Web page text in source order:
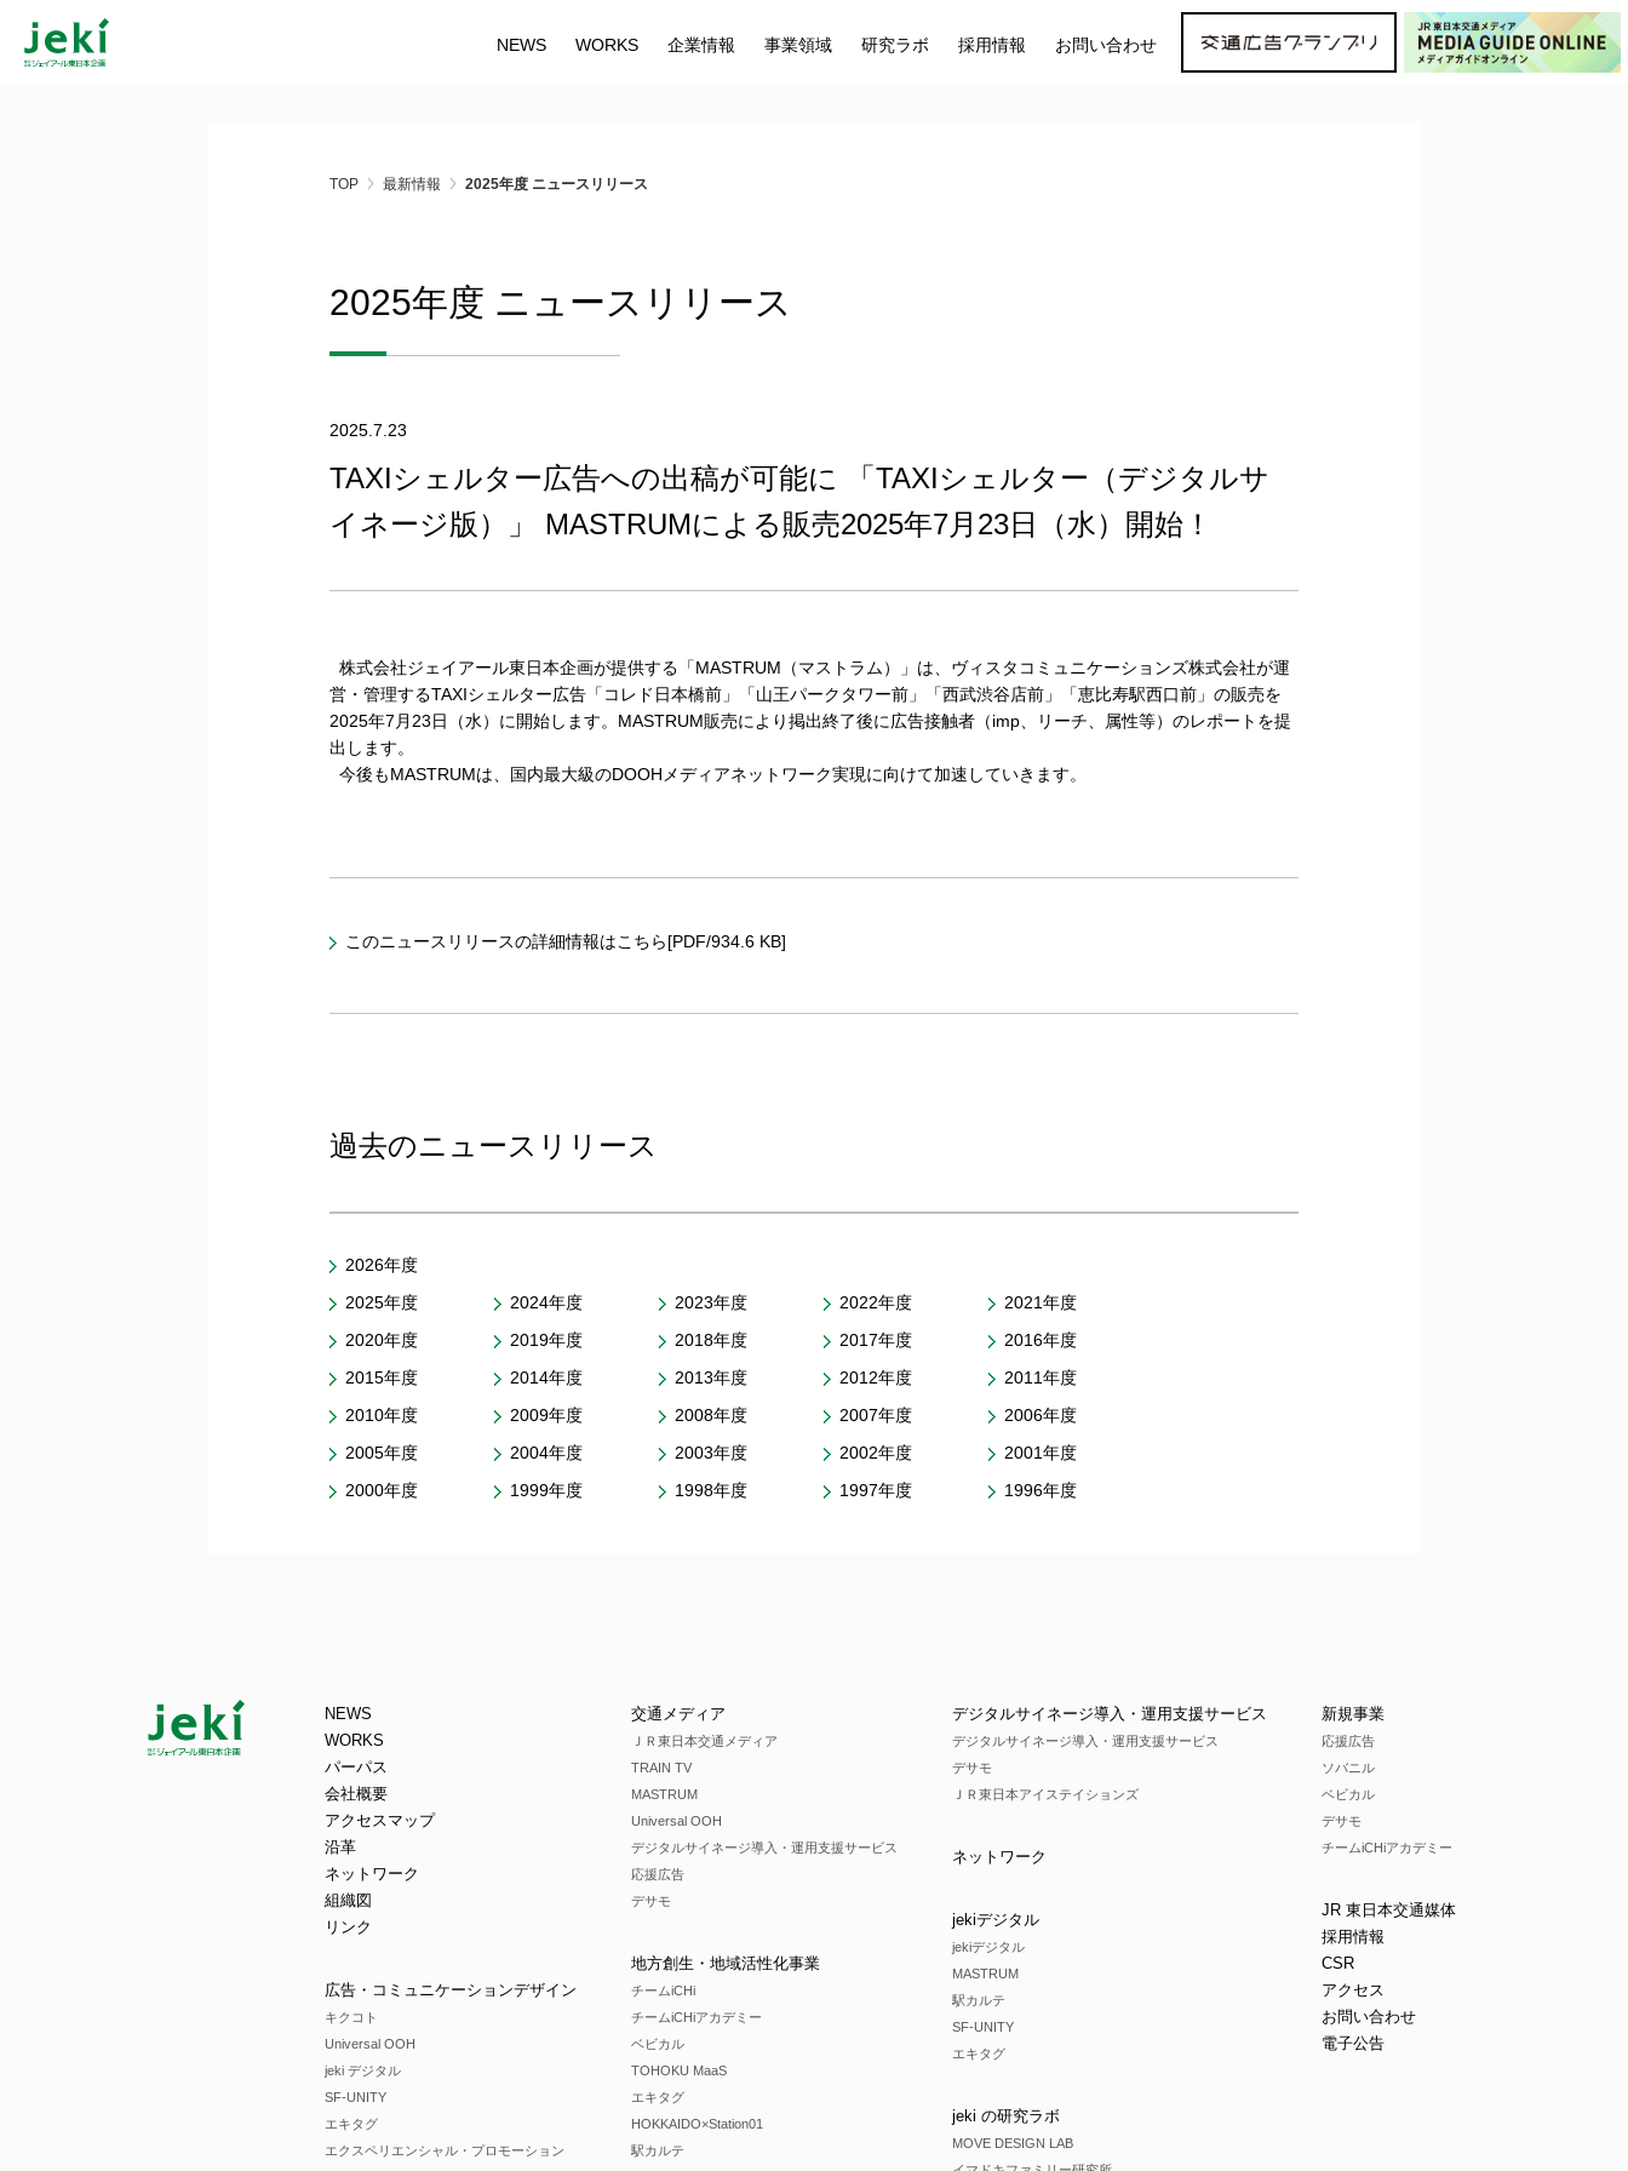
NEWS WORKS 企業情報 事業領域 研究ラボ 採用情報 お問い合わせ
TOP 最新情報 2025年度 ニュースリリース
2025年度 ニュースリリース
2025.7.23
TAXIシェルター広告への出稿が可能に 「TAXIシェルター（デジタルサ
イネージ版）」 MASTRUMによる販売2025年7月23日（水）開始！
株式会社ジェイアール東日本企画が提供する「MASTRUM（マストラム）」は、ヴィスタコミュニケーションズ株式会社が運
営・管理するTAXIシェルター広告「コレド日本橋前」「山王パークタワー前」「西武渋谷店前」「恵比寿駅西口前」の販売を
2025年7月23日（水）に開始します。MASTRUM販売により掲出終了後に広告接触者（imp、リーチ、属性等）のレポートを提
出します。
今後もMASTRUMは、国内最大級のDOOHメディアネットワーク実現に向けて加速していきます。
このニュースリリースの詳細情報はこちら[PDF/934.6 KB]
過去のニュースリリース
2026年度
2025年度
2024年度 2023年度 2022年度
2021年度
2020年度
2019年度 2018年度 2017年度
2016年度
2015年度
2014年度 2013年度 2012年度
2011年度
2010年度
2009年度 2008年度 2007年度
2006年度
2005年度
2004年度 2003年度 2002年度
2001年度
2000年度
1999年度 1998年度 1997年度 1996年度
NEWS
WORKS
パーパス
会社概要
アクセスマップ
沿革
ネットワーク
組織図
リンク
広告・コミュニケーションデザイン
キクコト
Universal OOH
jeki デジタル
SF-UNITY
エキタグ
エクスペリエンシャル・プロモーション
交通メディア
ＪＲ東日本交通メディア
TRAIN TV
MASTRUM
Universal OOH
デジタルサイネージ導入・運用支援サービス
応援広告
デサモ
地方創生・地域活性化事業
チームiCHi
チームiCHiアカデミー
ベビカル
TOHOKU MaaS
エキタグ
HOKKAIDO×Station01
駅カルテ
デジタルサイネージ導入・運用支援サービス
デジタルサイネージ導入・運用支援サービス
デサモ
ＪＲ東日本アイステイションズ
ネットワーク
jekiデジタル
jekiデジタル
MASTRUM
駅カルテ
SF-UNITY
エキタグ
jeki の研究ラボ
MOVE DESIGN LAB
新規事業
応援広告
ソバニル
ベビカル
デサモ
チームiCHiアカデミー
JR 東日本交通媒体
採用情報
CSR
アクセス
お問い合わせ
電子公告